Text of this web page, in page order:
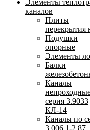
Элементы
каналов
Плиты
перекрытия
Подушки
опорные
Элементы
Балки
Каналы
серия 3.9033
КЛ-14
Каналы по
3.006.1-2.87